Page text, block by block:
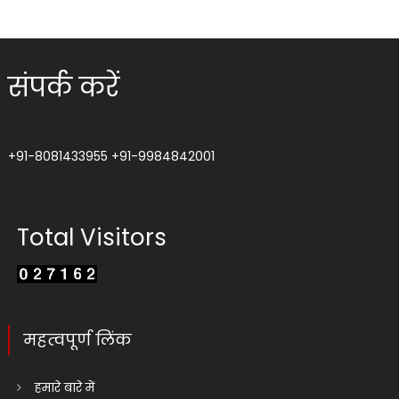
संपर्क करें
+91-8081433955 +91-9984842001
Total Visitors
महत्वपूर्ण लिंक
हमारे बारे में